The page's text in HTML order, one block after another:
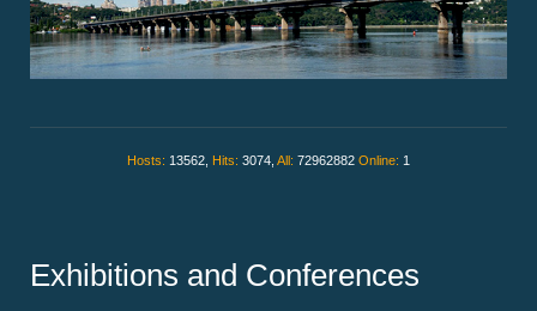
Hosts: 13562, Hits: 3074, All: 72962882 Online: 1
Exhibitions and Conferences